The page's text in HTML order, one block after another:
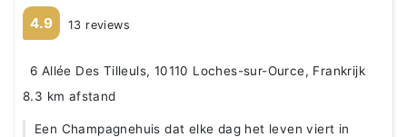
4.9 13 reviews
6 Allée Des Tilleuls, 10110 Loches-sur-Ource, Frankrijk
8.3 km afstand
Een Champagnehuis dat elke dag het leven viert in